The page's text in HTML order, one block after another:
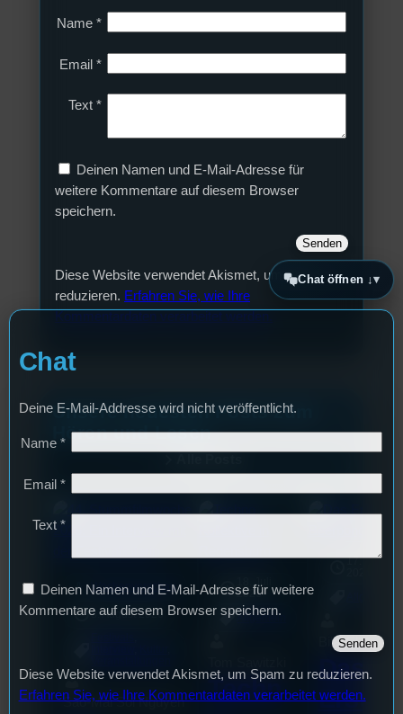
Name *
Email *
Text *
Deinen Namen und E-Mail-Adresse für
weitere Kommentare auf diesem Browser
speichern.
Diese Website verwendet Akismet, um Spam zu
reduzieren. Erfahren Sie, wie Ihre
Kommentardaten verarbeitet werden.
Unsere neuesten Posts zum
Hören und Lesen
mic Wochenvorschau
3. August 2026
Sao-Mai Sol Nguyen
2026
Allgemein
Techn
17. Juli
Bilal El Kasmi
Das
Erste
Chat öffnen ↓
Chat
Deine E-Mail-Addresse wird nicht veröffentlicht.
Name *
Email *
Text *
Deinen Namen und E-Mail-Adresse für weitere
Kommentare auf diesem Browser speichern.
Diese Website verwendet Akismet, um Spam zu reduzieren.
Erfahren Sie, wie Ihre Kommentardaten verarbeitet werden.